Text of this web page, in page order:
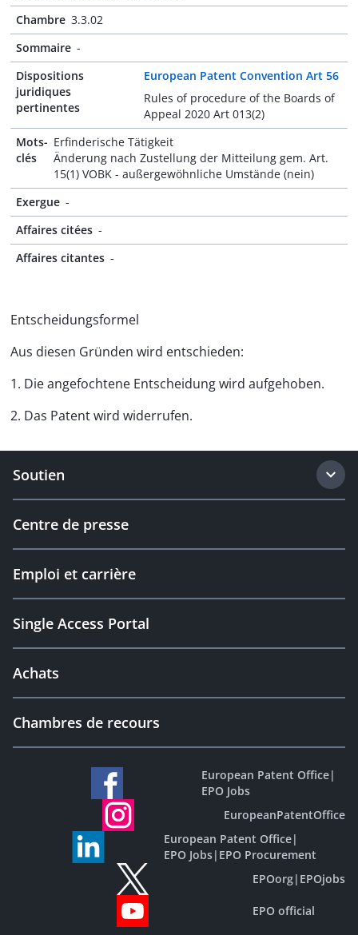
Chambre 3.3.02
Sommaire -
Dispositions
juridiques
pertinentes
European Patent Convention Art 56
Rules of procedure of the Boards of
Appeal 2020 Art 013(2)
Mots-
clés
Erfinderische Tätigkeit
Änderung nach Zustellung der Mitteilung gem. Art.
15(1) VOBK - außergewöhnliche Umstände (nein)
Exergue -
Affaires citées -
Affaires citantes -
Entscheidungsformel
Aus diesen Gründen wird entschieden:
1. Die angefochtene Entscheidung wird aufgehoben.
2. Das Patent wird widerrufen.
Soutien
Centre de presse
Emploi et carrière
Single Access Portal
Achats
Chambres de recours
European Patent Office|
EPO Jobs
EuropeanPatentOffice
European Patent Office|
EPO Jobs| EPO Procurement
EPOorg| EPOjobs
EPO official